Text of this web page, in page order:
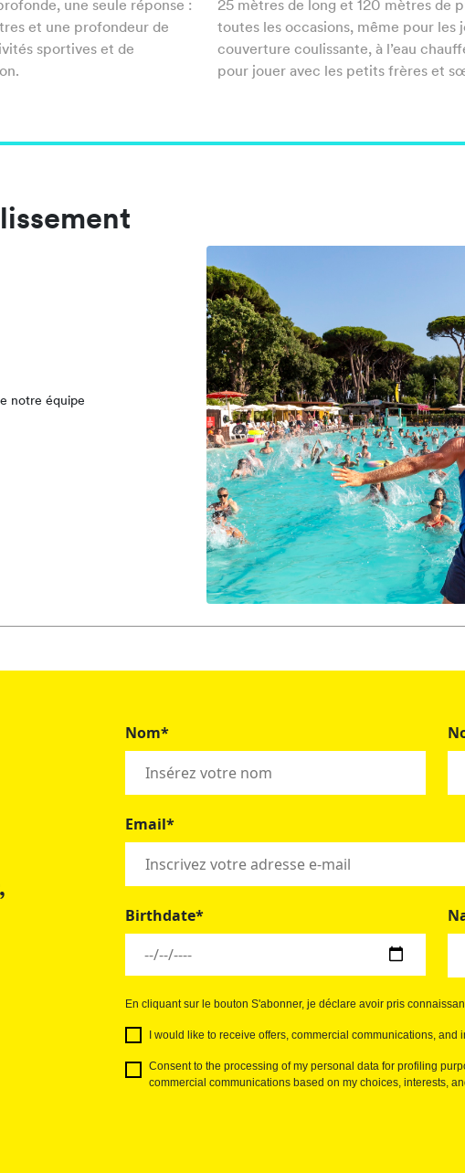
une seule réponse :
et une profondeur de
sportives et de
25 mètres de long et 120 mètres de
toutes les occasions, même pour les
couverture coulissante, à l’eau
pour jouer avec les petits frères et
notre équipe
de restauration
du
Nom*
Email*
Birthdate*
En cliquant sur le bouton S'abonner, je déclare avoir pris
I would like to receive offers, commercial communications,
Consent to the processing of my personal data for profiling
commercial communications based on my choices, interests,